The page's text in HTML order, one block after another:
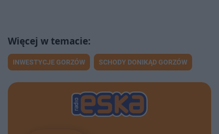
INWESTYCJE GORZÓW SCHODY DONIKĄD GORZÓW